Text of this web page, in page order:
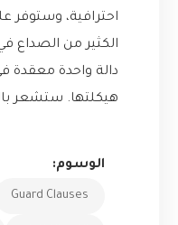
احترافية، وستوفر
الكثير من الصداع
دالة واحدة معقدة
هيكلتها. ستشعر
الوسوم:
Guard Clauses